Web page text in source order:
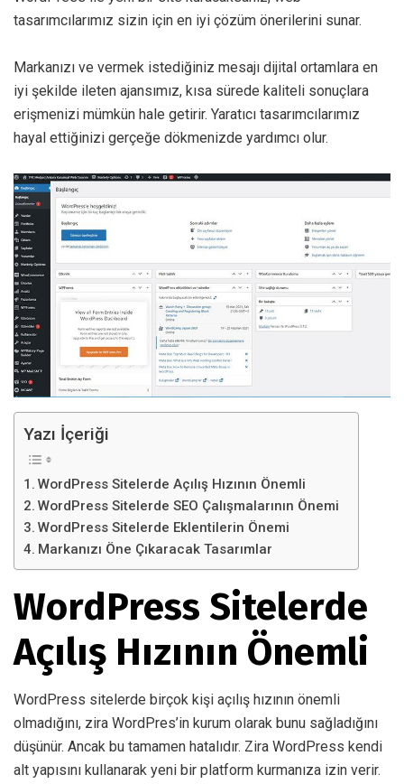
tasarımcılarımız sizin için en iyi çözüm önerilerini sunar.
Markanızı ve vermek istediğiniz mesajı dijital ortamlara en
iyi şekilde ileten ajansımız, kısa sürede kaliteli sonuçlara
erişmenizi mümkün hale getirir. Yaratıcı tasarımcılarımız
hayal ettiğinizi gerçeğe dökmenizde yardımcı olur.
Yazı İçeriği
WordPress Sitelerde Açılış Hızının Önemli
WordPress Sitelerde SEO Çalışmalarının Önemi
WordPress Sitelerde Eklentilerin Önemi
Markanızı Öne Çıkaracak Tasarımlar
WordPress Sitelerde
Açılış Hızının Önemli
WordPress sitelerde birçok kişi açılış hızının önemli
olmadığını, zira WordPres’in kurum olarak bunu sağladığını
düşünür. Ancak bu tamamen hatalıdır. Zira WordPress kendi
alt yapısını kullanarak yeni bir platform kurmanıza izin verir.